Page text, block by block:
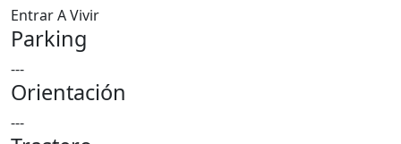
Entrar A Vivir
Parking
---
Orientación
---